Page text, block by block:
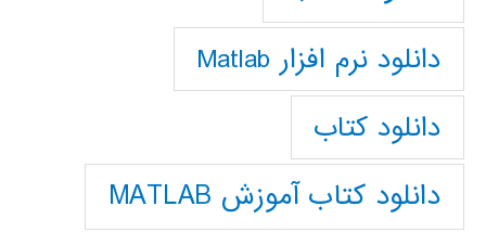
دانلود نرم افزار Matlab
دانلود کتاب
دانلود کتاب آموزش MATLAB